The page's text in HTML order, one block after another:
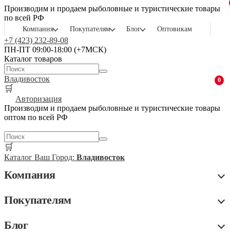
Производим и продаем рыболовные и туристические товары
по всей РФ
Компания Покупателям Блог Оптовикам
+7 (423) 232-89-08
ПН-ПТ 09:00-18:00 (+7МСК)
Каталог товаров
Владивосток
🛒
0
Авторизация
Производим и продаем рыболовные и туристические товары
оптом по всей РФ
🛒
Каталог Ваш Город: Владивосток
Компания
Покупателям
Блог